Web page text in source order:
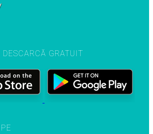
DESCARCĂ GRATUIT